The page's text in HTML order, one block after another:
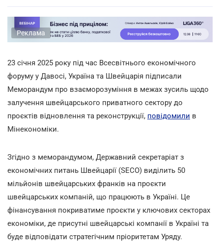
Реклама
23 січня 2025 року під час Всесвітнього економічного
форуму у Давосі, Україна та Швейцарія підписали
Меморандум про взаєморозуміння в межах зусиль щодо
залучення швейцарського приватного сектору до
проєктів відновлення та реконструкції, повідомили в
Мінекономіки.
Згідно з меморандумом, Державний секретаріат з
економічних питань Швейцарії (SECO) виділить 50
мільйонів швейцарських франків на проєкти
швейцарських компаній, що працюють в Україні. Це
фінансування покриватиме проєкти у ключових секторах
економіки, де присутні швейцарські компанії в Україні та
буде відповідати стратегічним пріоритетам Уряду.